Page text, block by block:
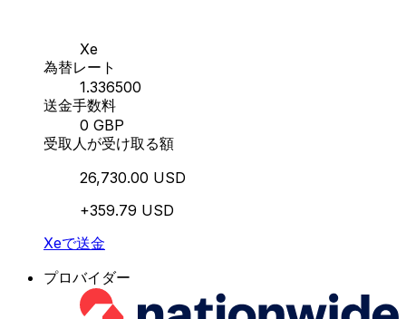
Xe
為替レート
1.336500
送金手数料
0 GBP
受取人が受け取る額
26,730.00 USD
+359.79 USD
Xeで送金
プロバイダー